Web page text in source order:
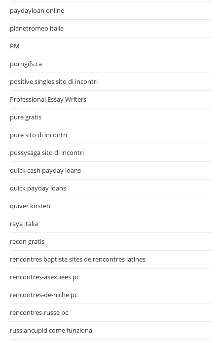
paydayloan online
planetromeo italia
PM
porngifs.ca
positive singles sito di incontri
Professional Essay Writers
pure gratis
pure sito di incontri
pussysaga sito di incontri
quick cash payday loans
quick payday loans
quiver kosten
raya italia
recon gratis
rencontres baptiste sites de rencontres latines
rencontres-asexuees pc
rencontres-de-niche pc
rencontres-russe pc
russiancupid come funziona